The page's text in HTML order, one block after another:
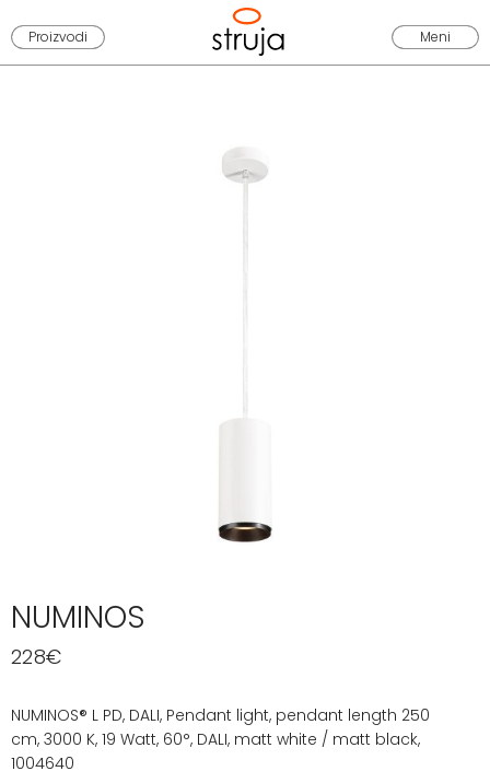
Proizvodi Meni
NUMINOS
228€
NUMINOS® L PD, DALI, Pendant light, pendant length 250
cm, 3000 K, 19 Watt, 60°, DALI, matt white / matt black,
1004640